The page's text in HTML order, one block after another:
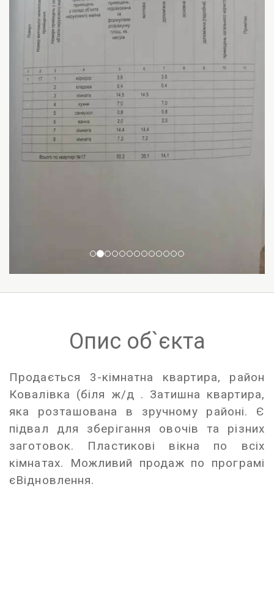
Опис об`єкта
Продається 3-кімнатна квартира, район
Ковалівка (біля ж/д . Затишна квартира,
яка розташована в зручному районі. Є
підвал для зберігання овочів та різних
заготовок. Пластикові вікна по всіх
кімнатах. Можливий продаж по програмі
єВідновлення.